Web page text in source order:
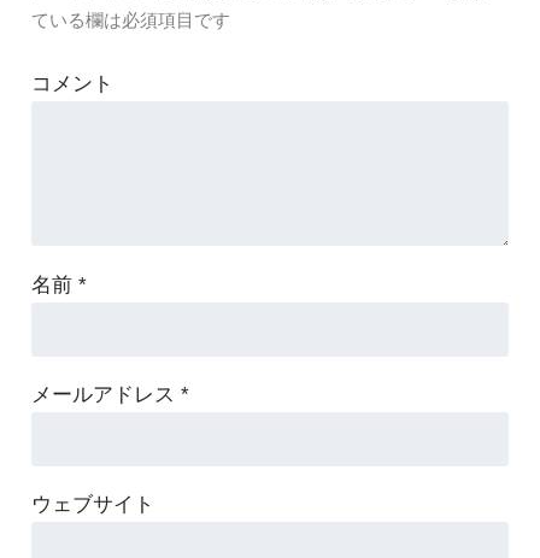
ている欄は必須項目です
コメント
名前 *
メールアドレス *
ウェブサイト